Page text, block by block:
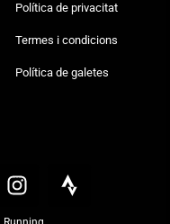
Política de privacitat
Termes i condicions
Política de galetes